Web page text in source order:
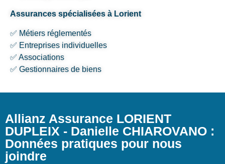
Assurances spécialisées à Lorient
✅ Métiers réglementés
✅ Entreprises individuelles
✅ Associations
✅ Gestionnaires de biens
Allianz Assurance LORIENT
DUPLEIX - Danielle CHIAROVANO :
Données pratiques pour nous
joindre